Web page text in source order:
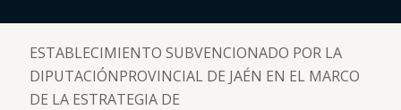
ESTABLECIMIENTO SUBVENCIONADO POR LA
DIPUTACIÓNPROVINCIAL DE JAÉN EN EL MARCO
DE LA ESTRATEGIA DE